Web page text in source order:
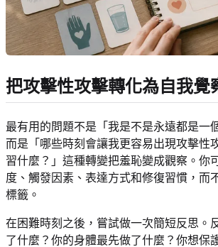
把攻擊性攻擊轉化為自我覺
最有用的問題不是「我是不是永遠都是一
而是「哪些時刻會讓我更容易出現攻擊性
習什麼？」這種轉變把羞恥變成觀察。你
度、觸發因素、表達方式和修復習慣，而
標籤。
在困難時刻之後，嘗試做一次簡短反思。
了什麼？你的身體最先做了什麼？你想保